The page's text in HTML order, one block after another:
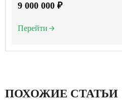
9 000 000 ₽
Перейти
ПОХОЖИЕ СТАТЬИ